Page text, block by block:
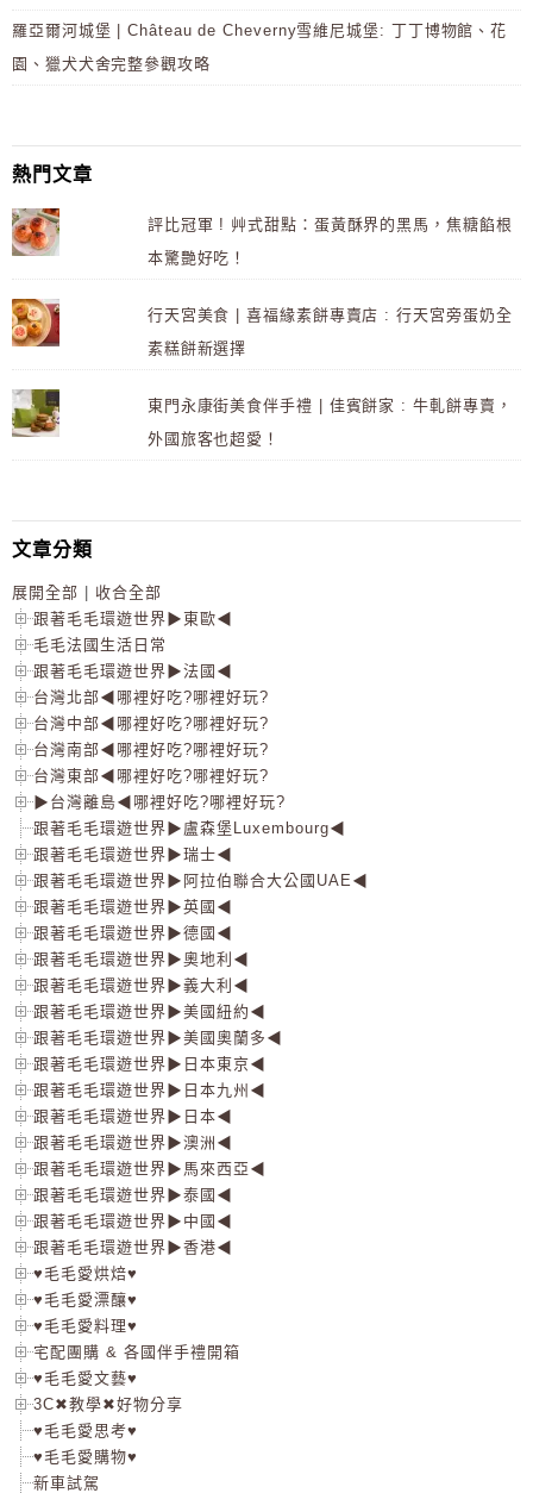
羅亞爾河城堡 | Château de Cheverny雪維尼城堡: 丁丁博物館、花
園、獵犬犬舍完整參觀攻略
熱門文章
評比冠軍 ! 艸式甜點：蛋黃酥界的黑馬，焦糖餡根
本驚艷好吃！
行天宮美食 | 喜福緣素餅專賣店 : 行天宮旁蛋奶全
素糕餅新選擇
東門永康街美食伴手禮 | 佳賓餅家 : 牛軋餅專賣，
外國旅客也超愛！
文章分類
展開全部 | 收合全部
跟著毛毛環遊世界▶東歐◀
毛毛法國生活日常
跟著毛毛環遊世界▶法國◀
台灣北部◀哪裡好吃?哪裡好玩?
台灣中部◀哪裡好吃?哪裡好玩?
台灣南部◀哪裡好吃?哪裡好玩?
台灣東部◀哪裡好吃?哪裡好玩?
▶台灣離島◀哪裡好吃?哪裡好玩?
跟著毛毛環遊世界▶盧森堡Luxembourg◀
跟著毛毛環遊世界▶瑞士◀
跟著毛毛環遊世界▶阿拉伯聯合大公國UAE◀
跟著毛毛環遊世界▶英國◀
跟著毛毛環遊世界▶德國◀
跟著毛毛環遊世界▶奧地利◀
跟著毛毛環遊世界▶義大利◀
跟著毛毛環遊世界▶美國紐約◀
跟著毛毛環遊世界▶美國奧蘭多◀
跟著毛毛環遊世界▶日本東京◀
跟著毛毛環遊世界▶日本九州◀
跟著毛毛環遊世界▶日本◀
跟著毛毛環遊世界▶澳洲◀
跟著毛毛環遊世界▶馬來西亞◀
跟著毛毛環遊世界▶泰國◀
跟著毛毛環遊世界▶中國◀
跟著毛毛環遊世界▶香港◀
♥毛毛愛烘焙♥
♥毛毛愛漂釀♥
♥毛毛愛料理♥
宅配團購 & 各國伴手禮開箱
♥毛毛愛文藝♥
3C✖教學✖好物分享
♥毛毛愛思考♥
♥毛毛愛購物♥
新車試駕